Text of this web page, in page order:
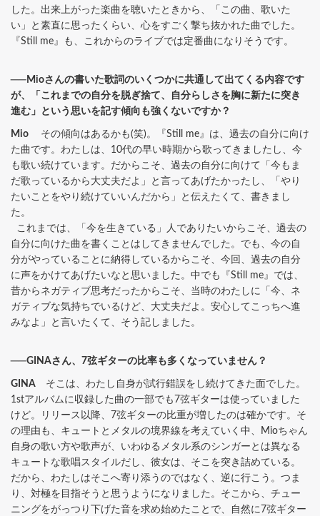
した。出来上がった楽曲を聴いたときから、「この曲、歌いた
い」と素直に思ったくらい、心をすごく撃ち抜かれた曲でした。
『Still me』も、これからのライブでは定番曲になりそうです。
──Mioさんの書いた歌詞のいくつかに共通して出てくる内容です
が、「これまでの自分を脱ぎ捨て、自分らしさを胸に新たに突き
進む」という思いを記す傾向も強くないですか？
Mio
その傾向はあるかも(笑)。『Still me』は、過去の自分に向け
た曲です。わたしは、10代の早い時期から歌ってきましたし、今
も歌い続けています。だからこそ、過去の自分に向けて「今もま
だ歌っているから大丈夫だよ」と言ってあげたかったし、「やり
たいことをやり続けていいんだから」と伝えたくて、書きまし
た。
これまでは、「今を生きている」人でありたいからこそ、過去の
自分に向けた曲を書くことはしてきませんでした。でも、今の自
分がやっていることに納得しているからこそ、今回、過去の自分
に声をかけてあげたいなと思いました。中でも『Still me』では、
昔からネガティブ思考だったからこそ、当時のわたしに「今、ネ
ガティブな気持ちでいるけど、大丈夫だよ。安心してこっちへ進
みなよ」と言いたくて、そう記しました。
──GINAさん、7弦ギターの比率も多くなっていません？
GINA そこは、わたし自身が試行錯誤をし続けてきた面でした。
1stアルバムに収録した曲の一部でも7弦ギターは使っていました
けど。リリース以降、7弦ギターの比重が増したのは確かです。そ
の理由も、キュートとメタルの境界線を考えていく中、Mioちゃん
自身の歌い方や歌声が、いわゆるメタル系のシンガーとは異なる
キュートな歌唱スタイルだし、彼女は、そこを突き詰めている。
だから、わたしはそこへ寄り添うのではなく、逆に行こう。つま
り、対極を目指そうと思うようになりました。そこから、チュー
ニングをがっつり下げた音を求め始めたことで、自然に7弦ギター